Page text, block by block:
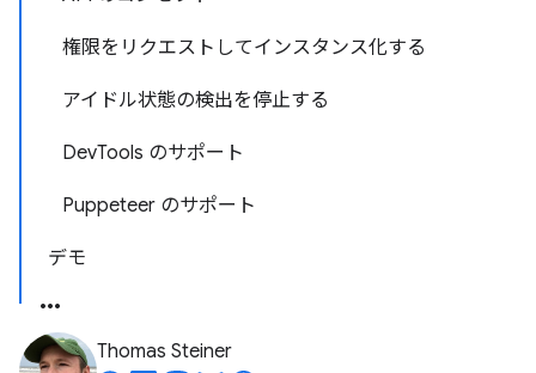
権限をリクエストしてインスタンス化する
アイドル状態の検出を停止する
DevTools のサポート
Puppeteer のサポート
デモ
Thomas Steiner